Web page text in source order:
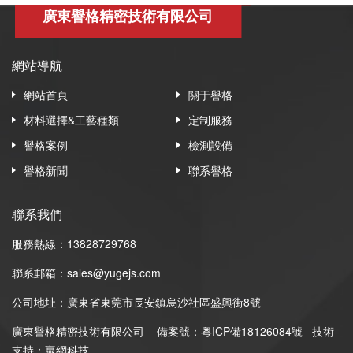
廣東譽格精密技術有限公司
網站導航
網站首頁
關于譽格
材料選擇&工藝種類
定制服務
譽格案例
檢測設備
譽格新聞
聯系譽格
聯系我們
服務熱線：13828729768
聯系郵箱：sales@yugejs.com
公司地址：廣東省東莞市長安鎮烏沙社區盛興街8號
廣東譽格精密技術有限公司 備案號： 粵ICP備18126084號 技術